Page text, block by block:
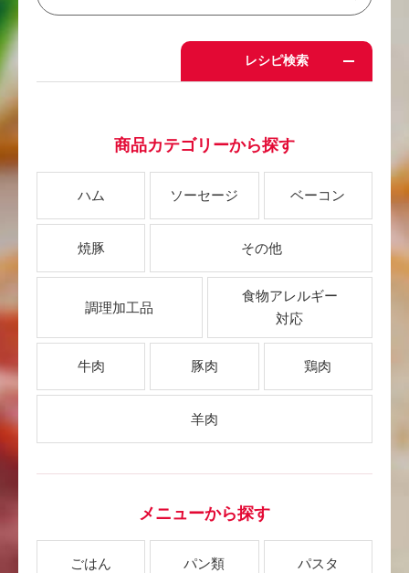
レシピ検索
商品カテゴリーから探す
ハム ソーセージ ベーコン
焼豚 その他
調理加工品
食物アレルギー
対応
牛肉 豚肉 鶏肉
羊肉
メニューから探す
ごはん パン類 パスタ